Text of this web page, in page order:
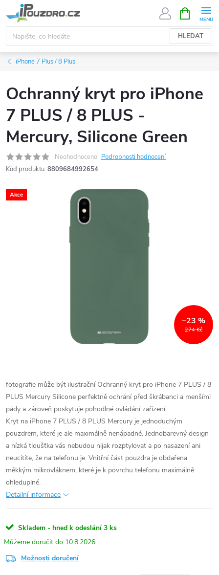
na
obsah
HLEDAT
NÁKUPNÍ
KOŠÍK
iPhone 7 Plus / 8 Plus
Ochranný kryt pro iPhone
7 PLUS / 8 PLUS -
Mercury, Silicone Green
Neohodnoceno Podrobnosti hodnocení
Kód produktu: 8809684992654
Akce
274 Kč
–23 %
fotografie může být ilustrační Ochranný kryt pro iPhone 7 PLUS / 8
PLUS Mercury Silicone perfektně ochrání před škrábanci a menšími
pády a zároveň poskytuje pohodlné ovládání zařízení.
Kryt na iPhone 7 PLUS / 8 PLUS Mercury je jednoduchým
pouzdrem, které je ale maximálně nenápadné. Jednobarevný design
a nízká tloušťka vás nebudou nijak rozptylovat a po nasazení ani
neucítíte, že na telefonu je. Vnitřní část pouzdra je obdařena
měkkým mikrovláknem, které je k povrchu telefonu maximálně
ohleduplné.
Detailní informace
Skladem - hned k odeslání 3 ks
10.8.2026
Možnosti doručení